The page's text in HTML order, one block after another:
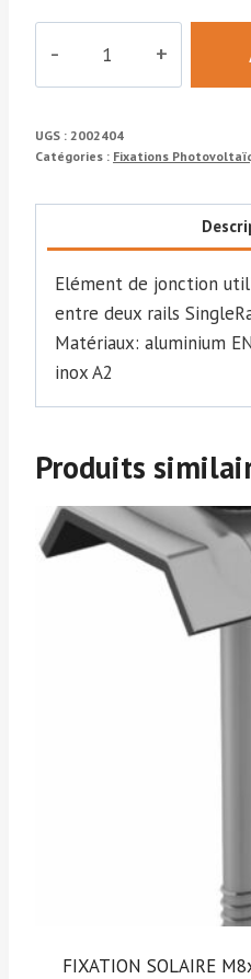
RAILCONNECTOR
50
UGS : 2002404
Catégories : Fixations
Elément de jonction
entre deux rails
Matériaux: aluminium
inox A2
Produits
FIXATION SOLAIRE